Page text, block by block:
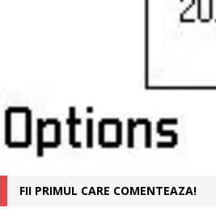
FII PRIMUL CARE COMENTEAZA!